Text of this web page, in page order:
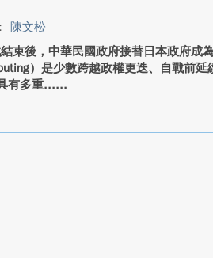
陳文松
束後，中華民國政府接替日本政府成
）是少數跨越政權更迭、自戰前延
有多重...